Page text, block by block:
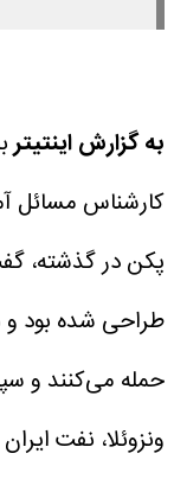
به گزارش اینتیتر
کارشناس مسائل
پکن در گذشته،
طراحی شده بود و
حمله می‌کنند و
ونزوئلا، نفت